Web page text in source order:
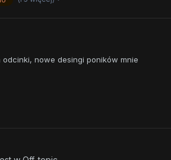
odcinki, nowe desingi poników mnie